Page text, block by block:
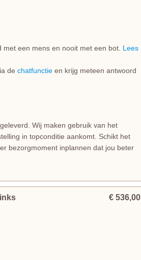
een mens en nooit met een bot. Lees
de chatfunctie en krijg meteen antwoord
Wij maken gebruik van het
in topconditie aankomt. Schikt het
bezorgmoment inplannen dat jou beter
€ 536,00